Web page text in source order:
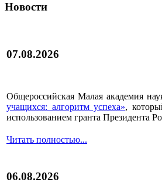
Новости
07.08.2026
Общероссийская Малая академия
учащихся: алгоритм успеха»,
использованием гранта Президента
Читать полностью...
06.08.2026